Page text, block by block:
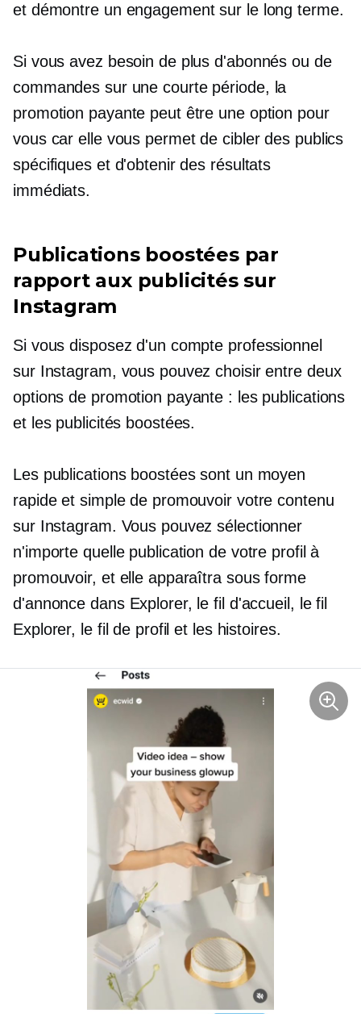
et démontre un engagement sur le long terme.
Si vous avez besoin de plus d'abonnés ou de
commandes sur une courte période, la
promotion payante peut être une option pour
vous car elle vous permet de cibler des publics
spécifiques et d'obtenir des résultats
immédiats.
Publications boostées par
rapport aux publicités sur
Instagram
Si vous disposez d'un compte professionnel
sur Instagram, vous pouvez choisir entre deux
options de promotion payante : les publications
et les publicités boostées.
Les publications boostées sont un moyen
rapide et simple de promouvoir votre contenu
sur Instagram. Vous pouvez sélectionner
n'importe quelle publication de votre profil à
promouvoir, et elle apparaîtra sous forme
d'annonce dans Explorer, le fil d'accueil, le fil
Explorer, le fil de profil et les histoires.